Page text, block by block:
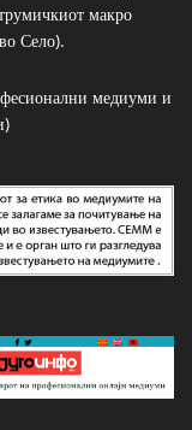
макро
Село).
медиуми и